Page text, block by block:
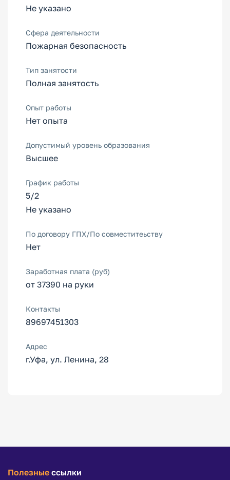
Не указано
Сфера деятельности
Пожарная безопасность
Тип занятости
Полная занятость
Опыт работы
Нет опыта
Допустимый уровень образования
Высшее
График работы
5/2
Не указано
По договору ГПХ/По совместитеьству
Нет
Заработная плата (руб)
от 37390 на руки
Контакты
89697451303
Адрес
г.Уфа, ул. Ленина, 28
Полезные ссылки